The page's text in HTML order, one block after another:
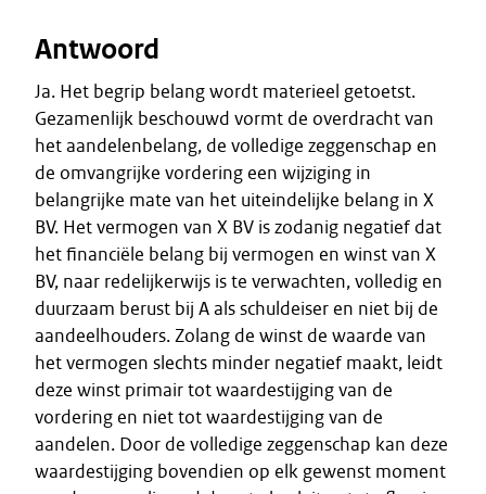
Antwoord
Ja. Het begrip belang wordt materieel getoetst.
Gezamenlijk beschouwd vormt de overdracht van
het aandelenbelang, de volledige zeggenschap en
de omvangrijke vordering een wijziging in
belangrijke mate van het uiteindelijke belang in X
BV. Het vermogen van X BV is zodanig negatief dat
het financiële belang bij vermogen en winst van X
BV, naar redelijkerwijs is te verwachten, volledig en
duurzaam berust bij A als schuldeiser en niet bij de
aandeelhouders. Zolang de winst de waarde van
het vermogen slechts minder negatief maakt, leidt
deze winst primair tot waardestijging van de
vordering en niet tot waardestijging van de
aandelen. Door de volledige zeggenschap kan deze
waardestijging bovendien op elk gewenst moment